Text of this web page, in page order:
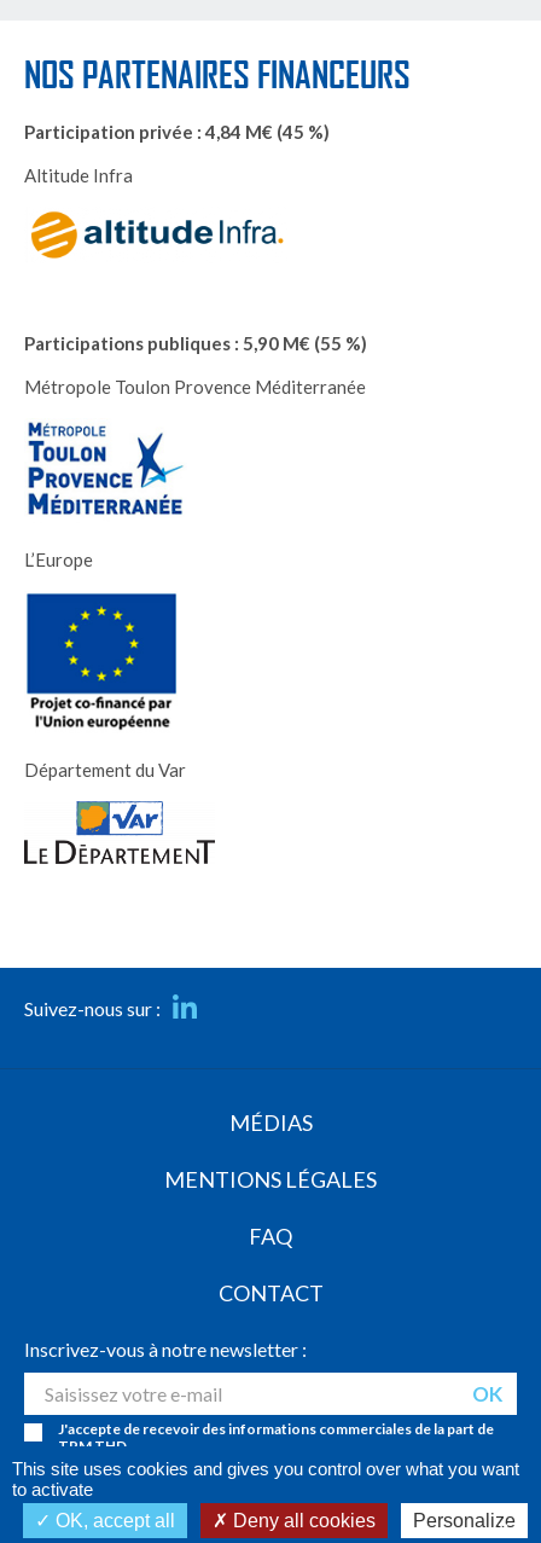
NOS PARTENAIRES FINANCEURS
Participation privée : 4,84 M€ (45 %)
Altitude Infra
Participations publiques : 5,90 M€ (55 %)
Métropole Toulon Provence Méditerranée
L’Europe
Département du Var
Suivez-nous sur :
MÉDIAS
MENTIONS LÉGALES
FAQ
CONTACT
Inscrivez-vous à notre newsletter :
J'accepte de recevoir des informations commerciales de la part de
TPM THD
Copyright © 2018 . Tous droits réservés.
X
This site uses cookies and gives you control over what you want
to activate
OK, accept all
Deny all cookies Personalize